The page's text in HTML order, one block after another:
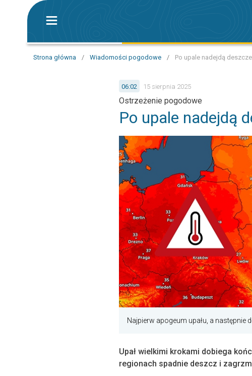
Strona główna / Wiadomości pogodowe / Po upale nadejdą
06:02 15 sierpnia 2025
Ostrzeżenie pogodowe
Po upale nadejdą
Najpierw apogeum upału, a następnie
Upał wielkimi krokami dobiega
regionach spadnie deszcz i